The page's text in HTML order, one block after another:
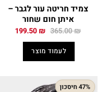
צמיד חריטה עור לגבר –
איתן חום שחור
365.00₪ המחיר
365.00 ₪.
199.50 ₪ המחיר
לעמוד מוצר
47% חיסכון